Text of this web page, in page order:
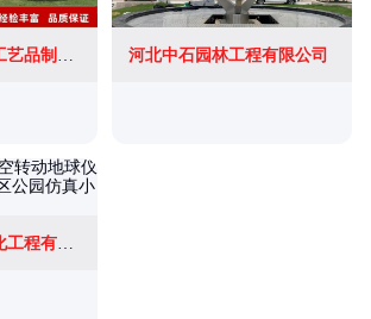
河北昌宝祥雕塑工艺品制造有限公司 河北中石园林工程有限公司